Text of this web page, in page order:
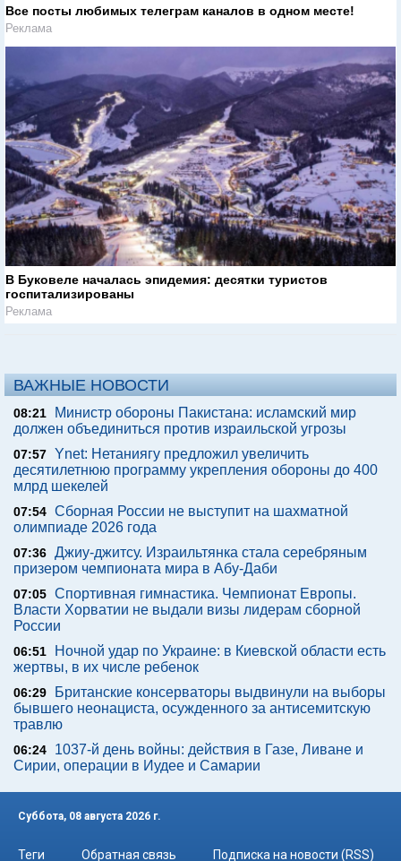
Все посты любимых телеграм каналов в одном месте!
Реклама
В Буковеле началась эпидемия: десятки туристов
госпитализированы
Реклама
ВАЖНЫЕ НОВОСТИ
08:21
Министр обороны Пакистана: исламский мир
должен объединиться против израильской угрозы
07:57 Ynet: Нетаниягу предложил увеличить
десятилетнюю программу укрепления обороны до 400
млрд шекелей
07:54 Сборная России не выступит на шахматной
олимпиаде 2026 года
07:36 Джиу-джитсу. Израильтянка стала серебряным
призером чемпионата мира в Абу-Даби
07:05 Спортивная гимнастика. Чемпионат Европы.
Власти Хорватии не выдали визы лидерам сборной
России
06:51
Ночной удар по Украине: в Киевской области есть
жертвы, в их числе ребенок
06:29
Британские консерваторы выдвинули на выборы
бывшего неонациста, осужденного за антисемитскую
травлю
06:24
1037-й день войны: действия в Газе, Ливане и
Сирии, операции в Иудее и Самарии
Суббота, 08 августа 2026 г.
Теги Обратная связь Подписка на новости (RSS)